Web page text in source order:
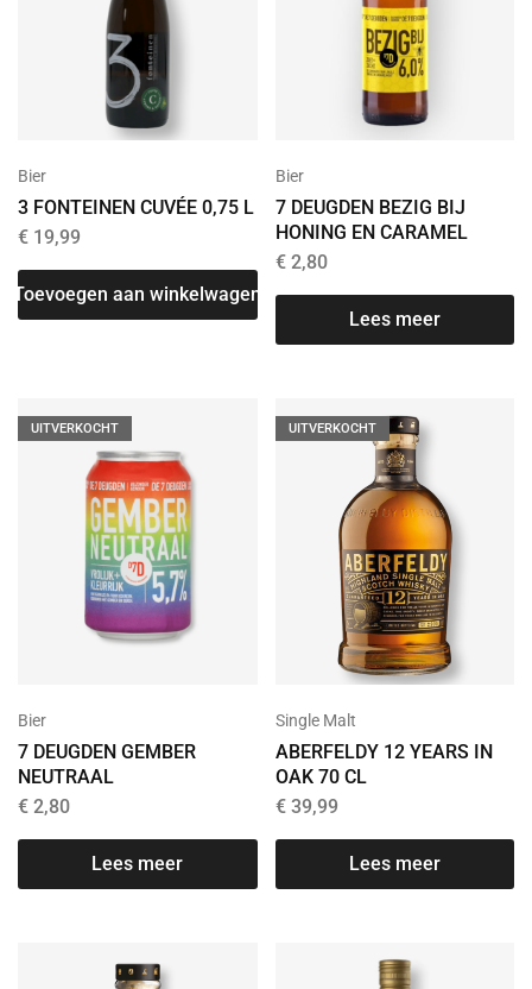
Bier
3 FONTEINEN CUVÉE 0,75 L
€ 19,99
Toevoegen aan winkelwagen
Bier
7 DEUGDEN BEZIG BIJ
HONING EN CARAMEL
€2,80
Lees meer
UITVERKOCHT
Bier
7 DEUGDEN GEMBER
NEUTRAAL
€ 2,80
Lees meer
UITVERKOCHT
Single Malt
ABERFELDY 12 YEARS IN
OAK 70 CL
€39,99
Lees meer